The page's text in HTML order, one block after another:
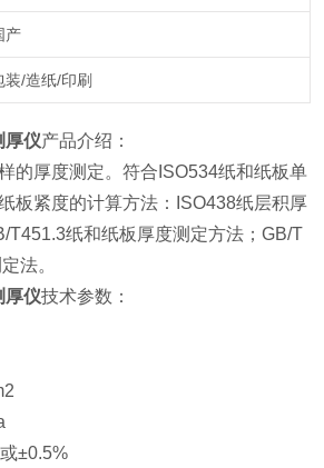
产
装/造纸/印刷
厚仪产品介绍：
的厚度测定。符合 ISO534纸和纸板单
板紧度的计算方法：
ISO438纸层积厚
T451.3纸和纸板厚度测定方法；GB/T
法。
厚仪技术参数：
±0.5%